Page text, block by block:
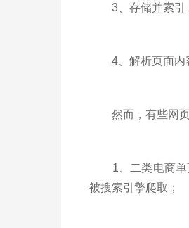
3、存储并索引
4、解析页面内容
然而，有些网页
1、二类电商单页
被搜索引擎爬取；